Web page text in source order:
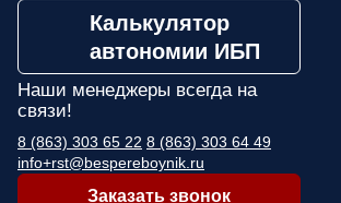
Калькулятор
автономии ИБП
Наши менеджеры всегда на
связи!
8 (863) 303 65 22 8 (863) 303 64 49
info+rst@bespereboynik.ru
Заказать звонок